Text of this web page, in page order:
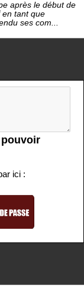
après le début de
en tant que
ses com...
ici :